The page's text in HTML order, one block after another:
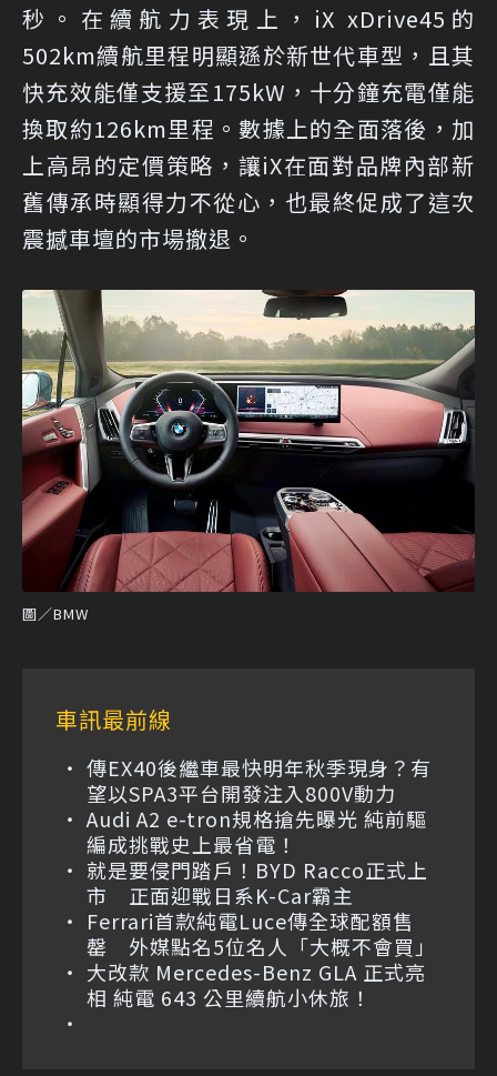
秒。在續航力表現上，iX xDrive45的
502km續航里程明顯遜於新世代車型，且其
快充效能僅支援至175kW，十分鐘充電僅能
換取約126km里程。數據上的全面落後，加
上高昂的定價策略，讓iX在面對品牌內部新
舊傳承時顯得力不從心，也最終促成了這次
震撼車壇的市場撤退。
圖／BMW
車訊最前線
傳EX40後繼車最快明年秋季現身？有
望以SPA3平台開發注入800V動力
Audi A2 e-tron規格搶先曝光 純前驅
編成挑戰史上最省電！
就是要侵門踏戶！BYD Racco正式上
市 正面迎戰日系K-Car霸主
Ferrari首款純電Luce傳全球配額售
罄 外媒點名5位名人「大概不會買」
大改款 Mercedes-Benz GLA 正式亮
相 純電 643 公里續航小休旅！